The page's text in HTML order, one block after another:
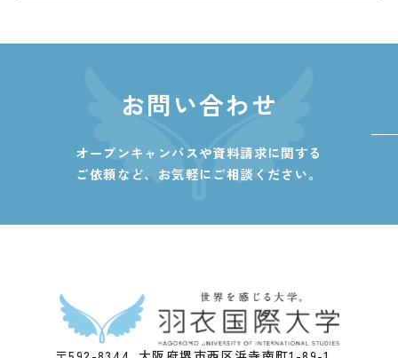
お問い合わせ
オープンキャンパスや資料請求に関する
ご依頼など、 お気軽にご相談ください。